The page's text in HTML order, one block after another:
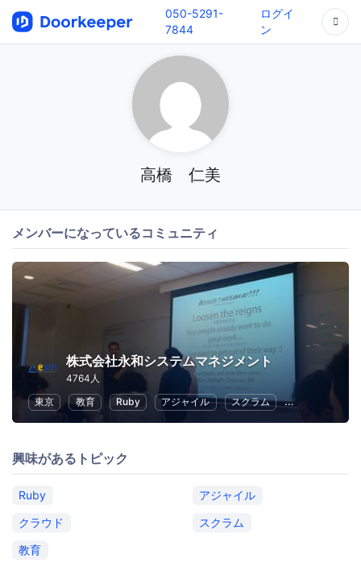
050-5291-
7844
ログイ
ン
高橋 仁美
メンバーになっているコミュニティ
株式会社永和システムマネジメント
4764人
東京
教育 Ruby アジャイル スクラム クラウド
興味があるトピック
Ruby
アジャイル
クラウド
スクラム
教育